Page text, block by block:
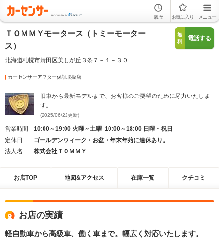
履歴 お気に入り メニュー
ＴＯＭＭＹモータース（トミーモーター
ス）
北海道札幌市清田区美しが丘３条７－１－３０
無
料
電話する
カーセンサーアフター保証取扱店
旧車から最新モデルまで、お客様のご要望のために尽力いたしま
す。
(2025/06/22更新)
営業時間
10:00～19:00 火曜～土曜 10:00～18:00 日曜・祝日
定休日
ゴールデンウィーク・お盆・年末年始に連休あり。
法人名
株式会社ＴＯＭＭＹ
お店TOP 地図&アクセス 在庫一覧 クチコミ
お店の実績
軽自動車から高級車、働く車まで。幅広く対応いたします。